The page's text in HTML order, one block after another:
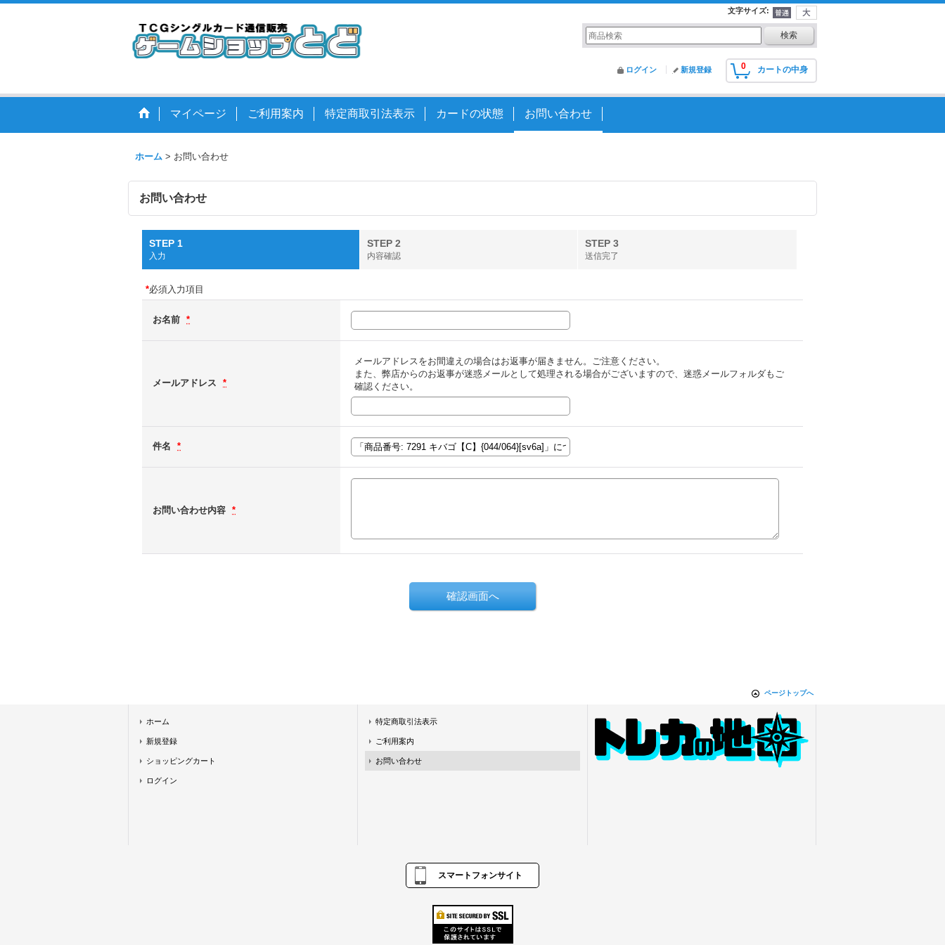
文字サイズ:
0 カートの中身
ログイン 新規登録
マイページ ご利用案内 特定商取引法表示 カードの状態 お問い合わせ
ホーム > お問い合わせ
お問い合わせ
STEP 1
入力
STEP 2
内容確認
STEP 3
送信完了
*必須入力項目
お名前 *
メールアドレス *
メールアドレスをお間違えの場合はお返事が届きません。ご注意ください。
また、弊店からのお返事が迷惑メールとして処理される場合がございますので、迷惑メールフォルダもご
確認ください。
件名 *
お問い合わせ内容 *
ページトップへ
ホーム
新規登録
ショッピングカート
ログイン
特定商取引法表示
ご利用案内
お問い合わせ
スマートフォンサイト